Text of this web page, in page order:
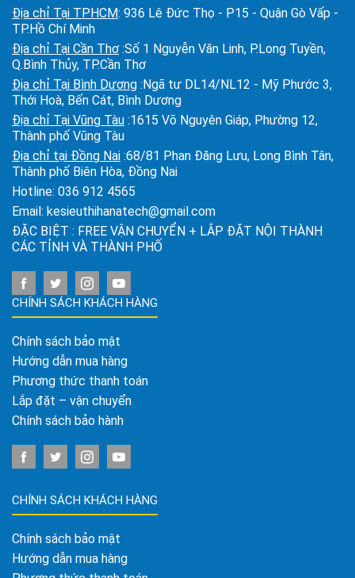
Địa chỉ Tại TPHCM: 936 Lê Đức Thọ - P15 - Quận Gò Vấp -
TP.Hồ Chí Minh
Địa chỉ Tại Cần Thơ :Số 1 Nguyễn Văn Linh, P.Long Tuyền,
Q.Bình Thủy, TP.Cần Thơ
Địa chỉ Tại Bình Dương :Ngã tư DL14/NL12 - Mỹ Phước 3,
Thới Hoà, Bến Cát, Bình Dương
Địa chỉ Tại Vũng Tàu :1615 Võ Nguyên Giáp, Phường 12,
Thành phố Vũng Tàu
Địa chỉ tại Đồng Nai :68/81 Phan Đăng Lưu, Long Bình Tân,
Thành phố Biên Hòa, Đồng Nai
Hotline: 036 912 4565
Email: kesieuthihanatech@gmail.com
ĐẶC BIỆT : FREE VẬN CHUYỂN + LẮP ĐẶT NỘI THÀNH
CÁC TỈNH VÀ THÀNH PHỐ
CHÍNH SÁCH KHÁCH HÀNG
Chính sách bảo mật
Hướng dẫn mua hàng
Phương thức thanh toán
Lắp đặt – vận chuyển
Chính sách bảo hành
CHÍNH SÁCH KHÁCH HÀNG
Chính sách bảo mật
Hướng dẫn mua hàng